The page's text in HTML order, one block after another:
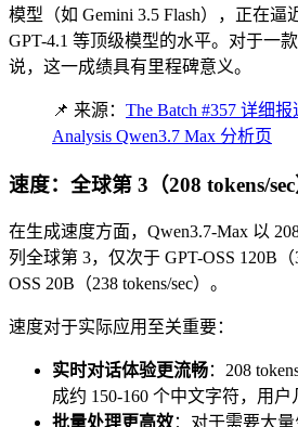
模型（如 Gemini 3.5 Flash），正在逼
GPT-4.1 等顶级模型的水平。对于一
说，这一成绩具有里程碑意义。
📌 来源： The Batch #357 详细报
Analysis Qwen3.7 Max 分析页
速度：全球第 3（208 tokens/sec
在生成速度方面，Qwen3.7-Max 以
列全球第 3，仅次于 GPT-OSS 120B（
OSS 20B（238 tokens/sec）。
速度对于实际应用至关重要：
实时对话体验更流畅：208
成约 150-160 个中文字符，用
批量处理更高效：对于需要大